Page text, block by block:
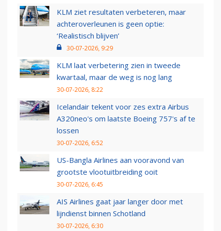
KLM ziet resultaten verbeteren, maar
achteroverleunen is geen optie:
‘Realistisch blijven’
30-07-2026, 9:29
KLM laat verbetering zien in tweede
kwartaal, maar de weg is nog lang
30-07-2026, 8:22
Icelandair tekent voor zes extra Airbus
A320neo's om laatste Boeing 757's af te
lossen
30-07-2026, 6:52
US-Bangla Airlines aan vooravond van
grootste vlootuitbreiding ooit
30-07-2026, 6:45
AIS Airlines gaat jaar langer door met
lijndienst binnen Schotland
30-07-2026, 6:30